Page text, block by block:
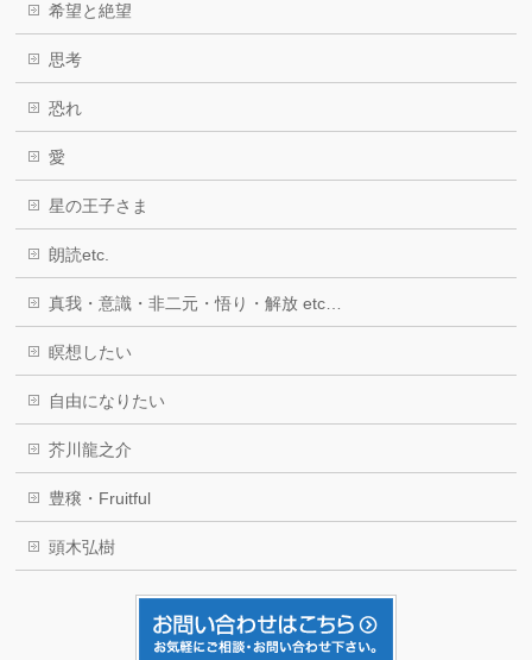
希望と絶望
思考
恐れ
愛
星の王子さま
朗読etc.
真我・意識・非二元・悟り・解放 etc…
瞑想したい
自由になりたい
芥川龍之介
豊穣・Fruitful
頭木弘樹